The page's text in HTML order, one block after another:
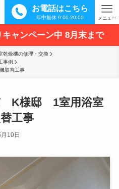
お電話はこちら
年中無休 9:00-20:00 メニュー
キャンペーン中 8月末まで
乾燥機の修理・交換
事例
取替工事
K様邸 1室用浴室
工事
10日